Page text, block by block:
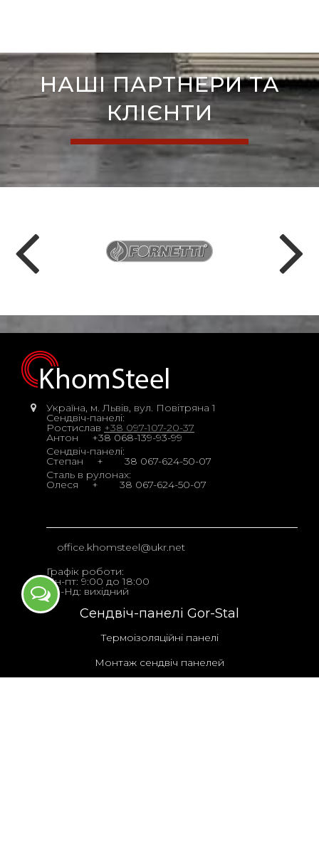
НАШІ ПАРТНЕРИ ТА
КЛІЄНТИ
Україна, м. Львів, вул. Повітряна 1
Сендвіч-панелі:
Ростислав +38 097-107-20-37
Антон
+38 068-139-93-99
Сендвіч-панелі:
Степан +
38 067-624-50-07
Сталь в рулонах:
Олеся + 38 067-624-50-07
office.khomsteel@ukr.net
Графік роботи:
Пн-пт: 9:00 до 18:00
Сб-Нд: вихідний
Сендвіч-панелі Gоr-Stal
Термоізоляційні панелі
Монтаж сендвіч панелей